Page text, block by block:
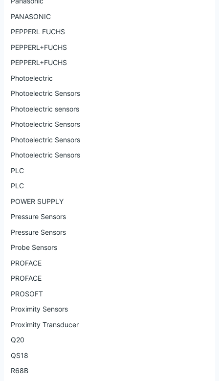
PANASONIC
PEPPERL FUCHS
PEPPERL+FUCHS
PEPPERL+FUCHS
Photoelectric
Photoelectric Sensors
Photoelectric sensors
Photoelectric Sensors
Photoelectric Sensors
Photoelectric Sensors
PLC
PLC
POWER SUPPLY
Pressure Sensors
Pressure Sensors
Probe Sensors
PROFACE
PROFACE
PROSOFT
Proximity Sensors
Proximity Transducer
Q20
QS18
R68B